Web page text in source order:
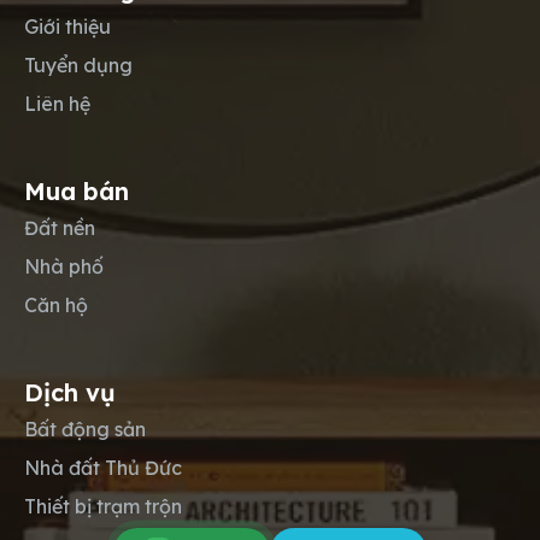
Giới thiệu
Tuyển dụng
Liên hệ
Mua bán
Đất nền
Nhà phố
Căn hộ
Dịch vụ
Bất động sản
Nhà đất Thủ Đức
Thiết bị trạm trộn